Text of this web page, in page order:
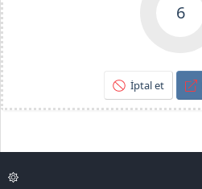
6
İptal et